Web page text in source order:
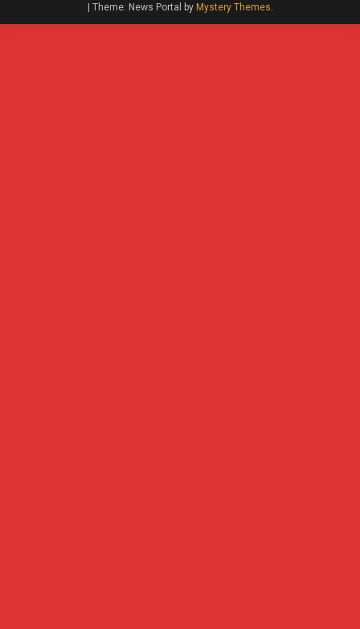
| Theme: News Portal by Mystery Themes